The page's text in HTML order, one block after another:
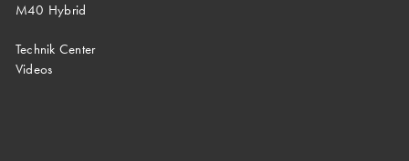
M40 Hybrid
Technik Center
Videos